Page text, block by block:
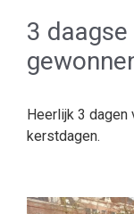
3
Heerlijk 3 dagen
kerstdagen.